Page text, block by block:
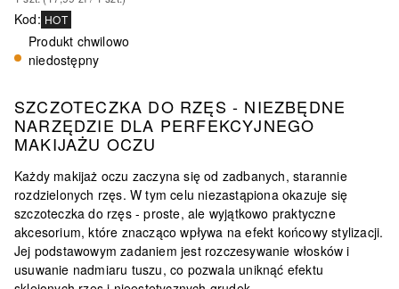
Kod: HOT
Produkt chwilowo
niedostępny
SZCZOTECZKA DO RZĘS - NIEZBĘDNE
NARZĘDZIE DLA PERFEKCYJNEGO
MAKIJAŻU OCZU
Każdy makijaż oczu zaczyna się od zadbanych, starannie
rozdzielonych rzęs. W tym celu niezastąpiona okazuje się
szczoteczka do rzęs - proste, ale wyjątkowo praktyczne
akcesorium, które znacząco wpływa na efekt końcowy stylizacji.
Jej podstawowym zadaniem jest rozczesywanie włosków i
usuwanie nadmiaru tuszu, co pozwala uniknąć efektu